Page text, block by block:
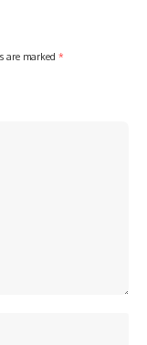
are marked *